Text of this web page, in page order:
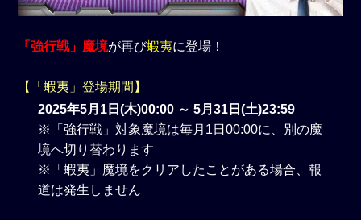
「強行戦」魔境が再び蝦夷に登場！
【「蝦夷」登場期間】
2025年5月1日(木)00:00 ～ 5月31日(土)23:59
※「強行戦」対象魔境は毎月1日00:00に、別の魔
境へ切り替わります
※「蝦夷」魔境をクリアしたことがある場合、報
道は発生しません